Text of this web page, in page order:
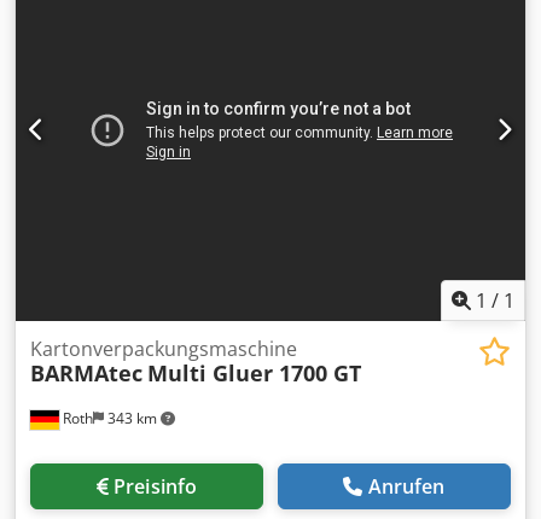
1 / 1
Roth 343 km
Kartonverpackungsmaschine
BARMAtec Multi Gluer 1700 GT
Preisinfo Anrufen